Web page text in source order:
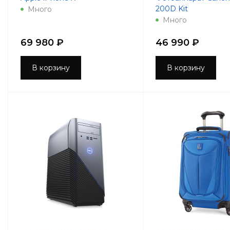
Много
69 980 ₽
В корзину
200D Kit
Много
46 990 ₽
В корзину